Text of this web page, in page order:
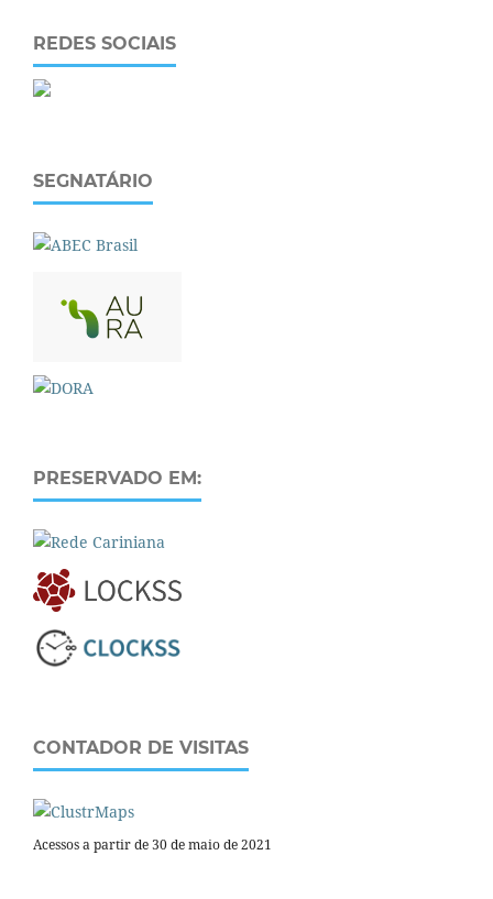
REDES SOCIAIS
SEGNATÁRIO
PRESERVADO EM:
CONTADOR DE VISITAS
Acessos a partir de 30 de maio de 2021